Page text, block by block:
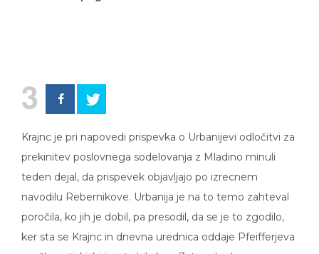
3
prekinitev poslovnega sodelovanja z Mladino minuli
teden dejal, da prispevek objavljajo po izrecnem
navodilu Rebernikove. Urbanija je na to temo zahteval
poročila, ko jih je dobil, pa presodil, da se je to zgodilo,
ker sta se Krajnc in dnevna urednica oddaje Pfeifferjeva
znašla v stiski, ki ji nista bila kos. Zato od odgovorne